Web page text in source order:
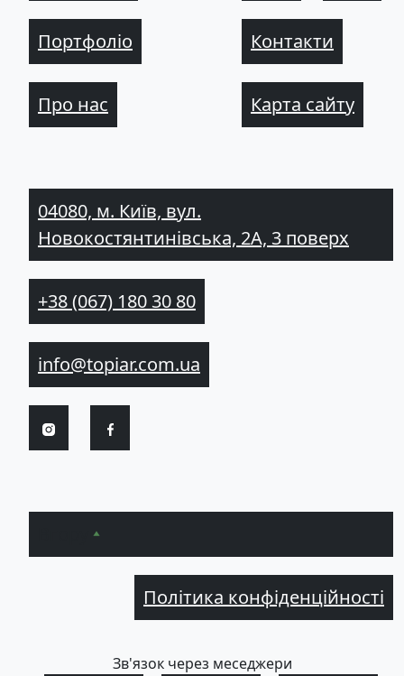
Портфоліо
Про нас
Контакти
Карта сайту
04080, м. Київ, вул.
Новокостянтинівська, 2А, 3 поверх
+38 (067) 180 30 80
info@topiar.com.ua
Політика конфіденційності
Зв'язок через меседжери